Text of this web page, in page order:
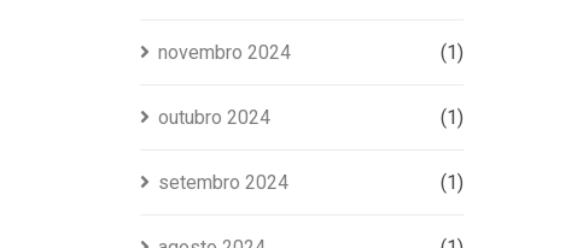
novembro 2024 (1)
outubro 2024 (1)
setembro 2024 (1)